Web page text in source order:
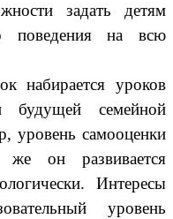
задать детям
поведения на всю
уроков
будущей семейной
уровень самооценки
же он развивается
Интересы
уровень